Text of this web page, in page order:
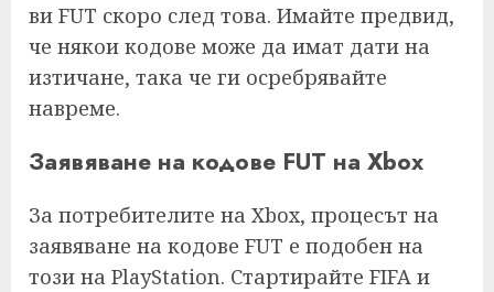
ви FUT скоро след това. Имайте предвид,
че някои кодове може да имат дати на
изтичане, така че ги осребрявайте
навреме.
Заявяване на кодове FUT на Xbox
За потребителите на Xbox, процесът на
заявяване на кодове FUT е подобен на
този на PlayStation. Стартирайте FIFA и